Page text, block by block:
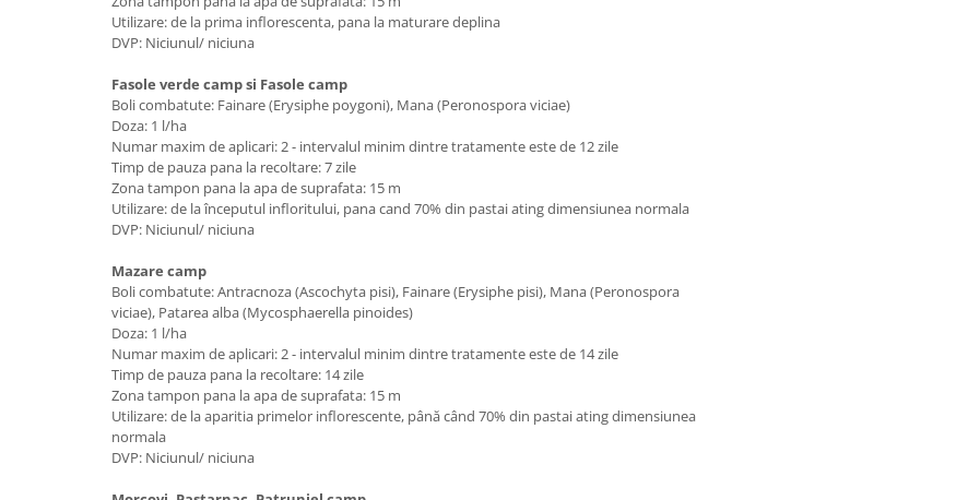
Utilizare: de la prima inflorescenta, pana la maturare deplina
DVP: Niciunul/ niciuna
Fasole verde camp si Fasole camp
Boli combatute: Fainare (Erysiphe poygoni), Mana (Peronospora viciae)
Doza: 1 l/ha
Numar maxim de aplicari: 2 - intervalul minim dintre tratamente este de 12 zile
Timp de pauza pana la recoltare: 7 zile
Zona tampon pana la apa de suprafata: 15 m
Utilizare: de la începutul infloritului, pana cand 70% din pastai ating dimensiunea normala
DVP: Niciunul/ niciuna
Mazare camp
Boli combatute: Antracnoza (Ascochyta pisi), Fainare (Erysiphe pisi), Mana (Peronospora
viciae), Patarea alba (Mycosphaerella pinoides)
Doza: 1 l/ha
Numar maxim de aplicari: 2 - intervalul minim dintre tratamente este de 14 zile
Timp de pauza pana la recoltare: 14 zile
Zona tampon pana la apa de suprafata: 15 m
Utilizare: de la aparitia primelor inflorescente, până când 70% din pastai ating dimensiunea
normala
DVP: Niciunul/ niciuna